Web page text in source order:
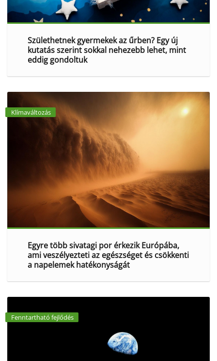
Születhetnek gyermekek az űrben? Egy új
kutatás szerint sokkal nehezebb lehet, mint
eddig gondoltuk
Klímaváltozás
Egyre több sivatagi por érkezik Európába,
ami veszélyezteti az egészséget és csökkenti
a napelemek hatékonyságát
Fenntartható fejlődés